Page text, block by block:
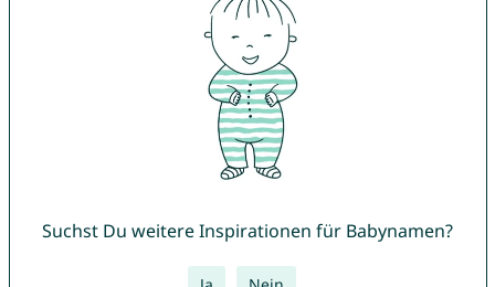
Suchst Du weitere Inspirationen für Babynamen?